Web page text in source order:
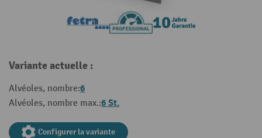
Variante actuelle :
Alvéoles, nombre:6
Alvéoles, nombre max.:6 St.
Configurer la variante